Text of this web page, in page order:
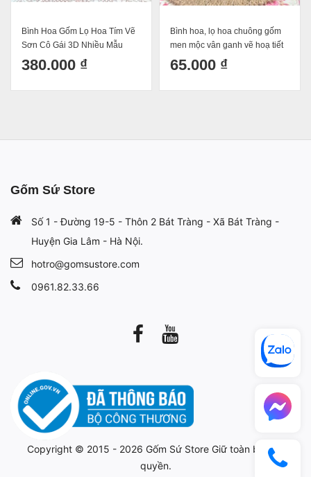
Bình Hoa Gốm Lọ Hoa Tím Vẽ
Sơn Cô Gái 3D Nhiều Mẫu
Gốm Sứ Bát Tràng
380.000 ₫
Bình hoa, lọ hoa chuông gốm
men mộc vân ganh vẽ hoạ tiết
siêu sang chảnh H15
65.000 ₫
Gốm Sứ Store
Số 1 - Đường 19-5 - Thôn 2 Bát Tràng - Xã Bát Tràng -
Huyện Gia Lâm - Hà Nội.
hotro@gomsustore.com
0961.82.33.66
Copyright © 2015 - 2026 Gốm Sứ StoreGiữ toàn bộ bản
quyền.